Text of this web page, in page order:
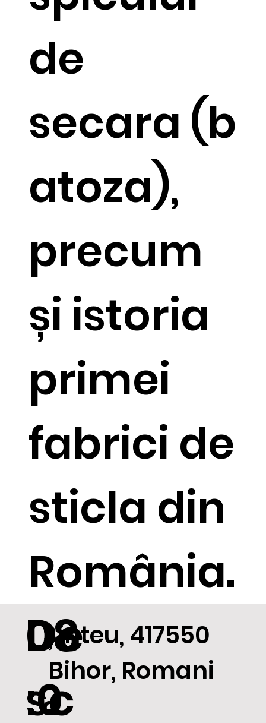
de
secara (b
atoza),
precum
și istoria
primei
fabrici de
sticla din
România.
Șinteu, 417550
Bihor, Romani
a
De
sc
08
:0